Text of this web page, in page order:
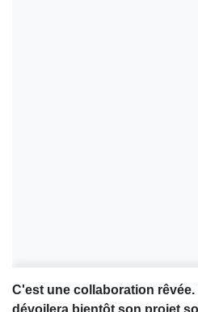
C'est une collaboration rêvée.
dévoilera bientôt son projet